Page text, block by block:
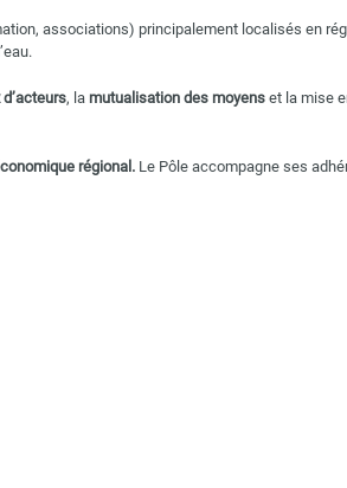
associations) principalement localisés en
, la mutualisation des moyens et la mise
régional. Le Pôle accompagne ses